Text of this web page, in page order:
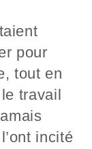
pour
tout en
travail
incité